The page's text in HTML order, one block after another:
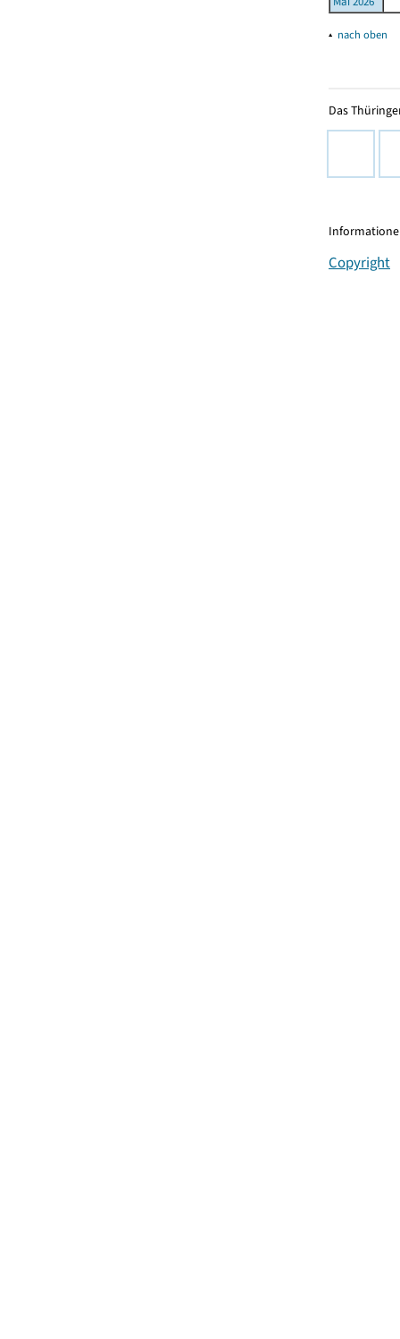
▴ nach oben
Das
Copyright